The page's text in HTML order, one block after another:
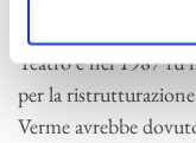
Nel 1981 il
Teatro e nel 1987 fu
per la
Verme avrebbe